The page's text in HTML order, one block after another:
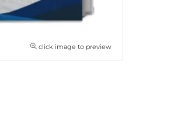
click image to preview